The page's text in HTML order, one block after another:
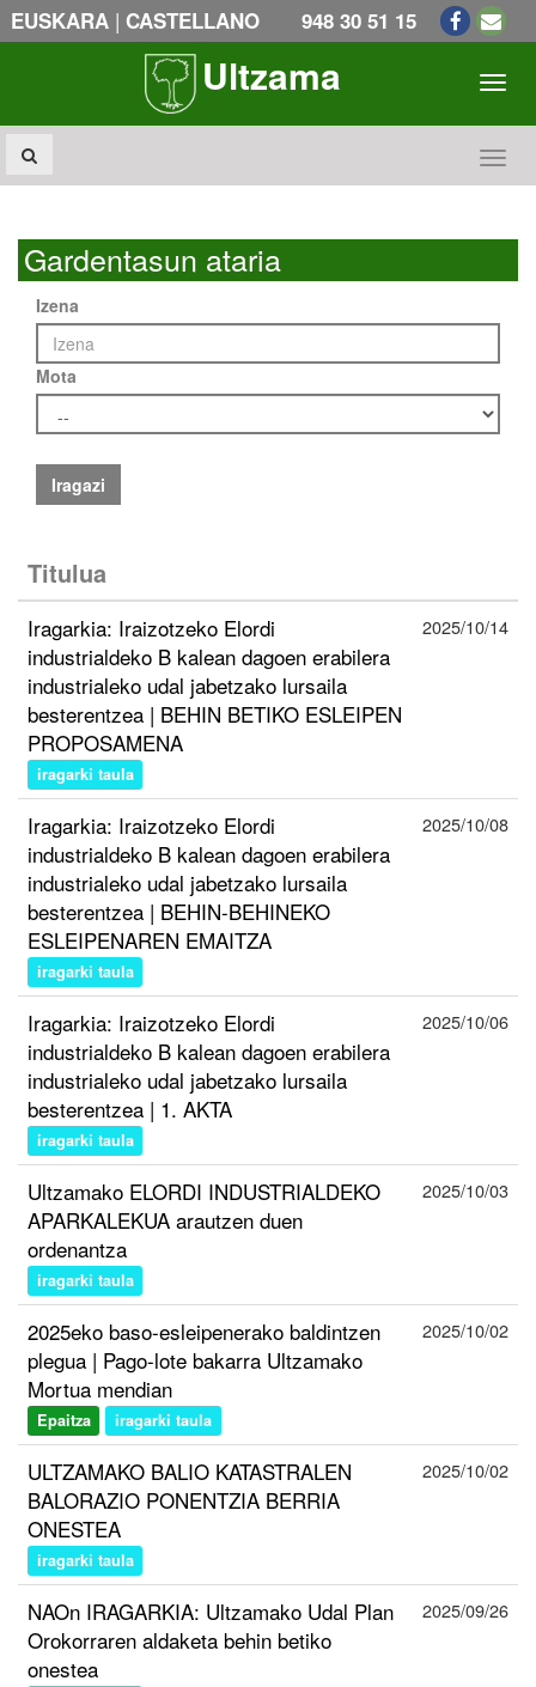
EUSKARA | CASTELLANO 948 30 51 15
Ultzama
Gardentasun ataria
Izena
Mota
Iragazi
Titulua
Iragarkia: Iraizotzeko Elordi
industrialdeko B kalean dagoen erabilera
industrialeko udal jabetzako lursaila
besterentzea | BEHIN BETIKO ESLEIPEN
PROPOSAMENA
iragarki taula
2025/10/14
Iragarkia: Iraizotzeko Elordi
industrialdeko B kalean dagoen erabilera
industrialeko udal jabetzako lursaila
besterentzea | BEHIN-BEHINEKO
ESLEIPENAREN EMAITZA
iragarki taula
2025/10/08
Iragarkia: Iraizotzeko Elordi
industrialdeko B kalean dagoen erabilera
industrialeko udal jabetzako lursaila
besterentzea | 1. AKTA
iragarki taula
2025/10/06
Ultzamako ELORDI INDUSTRIALDEKO
APARKALEKUA arautzen duen
ordenantza
iragarki taula
2025/10/03
2025eko baso-esleipenerako baldintzen
plegua | Pago-lote bakarra Ultzamako
Mortua mendian
Epaitza iragarki taula
2025/10/02
ULTZAMAKO BALIO KATASTRALEN
BALORAZIO PONENTZIA BERRIA
ONESTEA
iragarki taula
2025/10/02
NAOn IRAGARKIA: Ultzamako Udal Plan
Orokorraren aldaketa behin betiko
onestea
2025/09/26